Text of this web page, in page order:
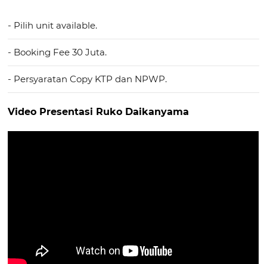
- Pilih unit available.
- Booking Fee 30 Juta.
- Persyaratan Copy KTP dan NPWP.
Video Presentasi Ruko Daikanyama